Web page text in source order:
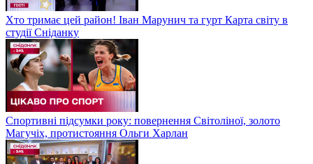
Хто тримає цей район! Іван Марунич та гурт Карта світу в
студії Сніданку
Спортивні підсумки року: повернення Світоліної, золото
Магучіх, протистояння Ольги Харлан